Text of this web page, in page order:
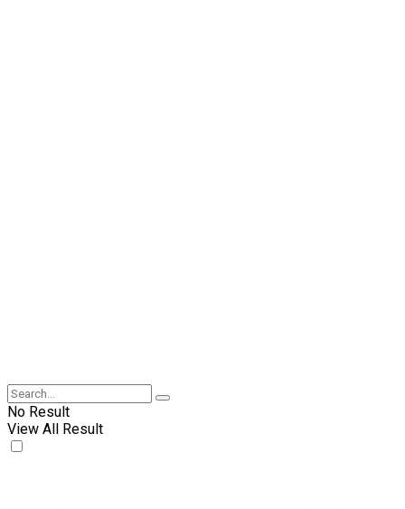
No Result
View All Result